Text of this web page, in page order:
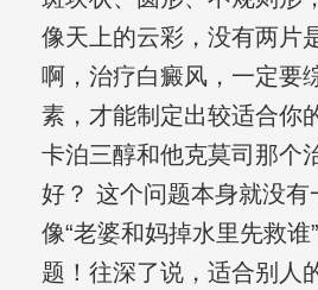
像天上的云彩，没有两片
啊，治疗白癜风，一定要
素，才能制定出较适合你
卡泊三醇和他克莫司那个
好？ 这个问题本身就没有
像“老婆和妈掉水里先救谁
题！往深了说，适合别人